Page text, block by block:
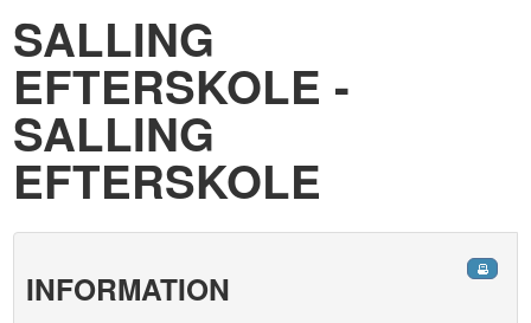
SALLING
EFTERSKOLE -
SALLING
EFTERSKOLE
INFORMATION